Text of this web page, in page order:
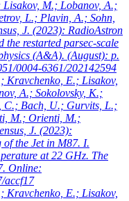
M.; Lobanov, A.;
L.; Plavin, A.; Sohn,
J. (2023): RadioAstron
the restarted parsec-scale
(A&A). (August): p.
0004-6361/202142594
Kravchenko, E.; Lisakov,
A.; Sokolovsky, K.;
C.; Bach, U.; Gurvits, L.;
M.; Orienti, M.;
J. (2023):
the Jet in M87. I.
at 22 GHz. The
Online:
accf17
Kravchenko, E.; Lisakov,